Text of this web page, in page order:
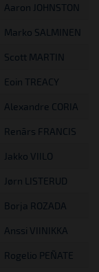
Aaron JOHNSTON
Marko SALMINEN
Scott MARTIN
Eoin TREACY
Alexandre CORIA
Renārs FRANCIS
Jakko VIILO
Jørn LISTERUD
Borja ROZADA
Anssi VIINIKKA
Rogelio PEÑATE